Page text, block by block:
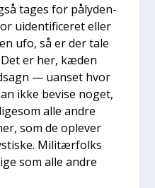
tages for påly­den­
uiden­ti­fi­ce­ret eller
ufo, så er der tale
er her, kæden
— uan­set hvor
ikke bevi­se noget,
alle andre
som de ople­ver
Mili­tær­folks
som alle andre